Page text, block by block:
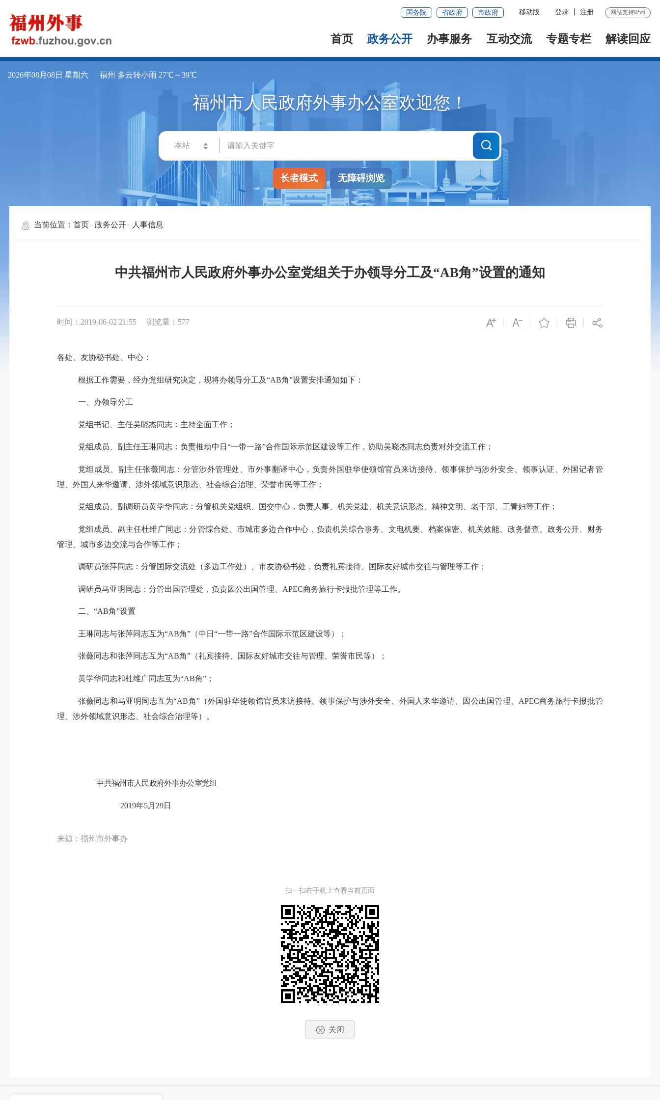
国务院 省政府 市政府 移动版 登录 注册 网站支持IPv6
首页 政务公开 办事服务 互动交流 专题专栏 解读回应
2026年08月08日 星期六 福州 多云转小雨 27℃～39℃
福州市人民政府外事办公室欢迎您！
长者模式 无障碍浏览
当前位置：首页 政务公开 人事信息
中共福州市人民政府外事办公室党组关于办领导分工及“AB角”设置的通知
时间：2019-06-02 21:55 浏览量：577
各处、友协秘书处、中心 ：
根据工作需要，经办党组研究决定， 现将办领导分工 及“AB角”设置安排通知如下：
一、办领导分工
党组书记、主任吴晓杰同志：主持全面工作；
党组成员、副主任王琳同志：负责推动中日 “一带一路”合作国际示范区建设等工作，协助吴晓杰同志负责对外交流工作；
党组成员、副主任张薇同志 ： 分管涉外管理处 、市外事翻译中心 ，负责外国驻华使领馆官员来访接待、领事保护与涉外安全、领事认证、 外国记者管
理、外国人来华邀请、涉外领域意识形态、社会综合治理、荣誉市民等工作；
党组成员、副调研员黄学华同志：分管机关党组织 、国交中心，负责人事、 机关党建、 机关意识形态、精神文明、 老干部、工青妇等工作；
党组成员、副主任杜维广同志 ：分管综合处 、市城市多边合作中心 ，负责机关综合事务、文电机要、 档案保密、机关效能、政务督查、政务公开、财务
管理、城市多边交流与合作等工作 ；
调研员张萍同志：分管国际交流处 （多边工作处） 、市友协秘书处，负责礼宾接待、国际友好城市交往与管理等工作；
调研员马亚明同志：分管出 国管理处 ，负责因公出国管理、 APEC商务旅行卡报批管理等工作。
二、 “AB角”设置
王琳同志与张萍同志互为“AB角”（中日“一带一路”合作国际示范区建设等）；
张薇同志和张萍同志互为“AB角”（礼宾接待、 国际友好城市交往与管理、荣誉市民等） ；
黄学华同志和杜维广同志互为“AB角”；
张薇同志和马亚明 同志互为“AB角”（外国驻华使领馆官员来访接待、领事保护与涉外安全、外国人来华邀请、因公出国管理、 APEC商务旅行卡报批管
理、涉外领域意识形态、社会综合治理等）。
中共福州市人民政府外事办公室党组
2019年5月29日
来源：福州市外事办
扫一扫在手机上查看当前页面
关闭